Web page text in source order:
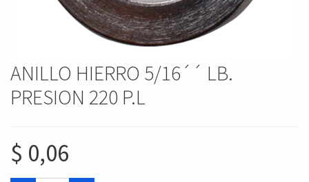
ANILLO HIERRO 5/16´´ LB.
PRESION 220 P.L
$ 0,06